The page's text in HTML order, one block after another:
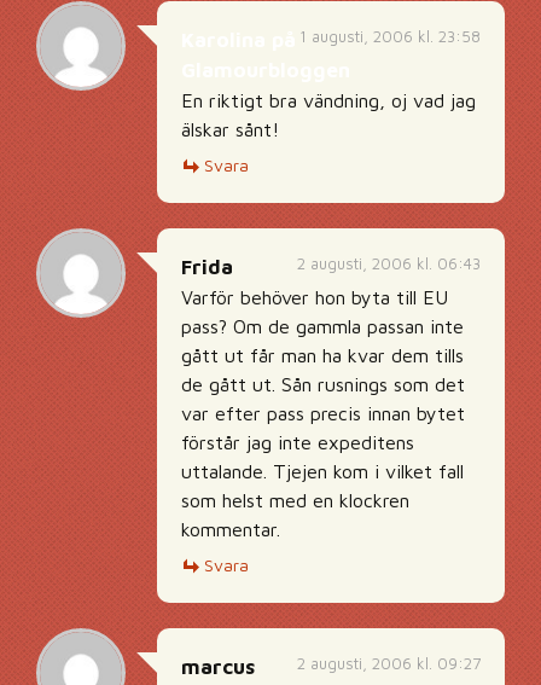
1 augusti, 2006 kl. 23:58
En riktigt bra vändning, oj vad jag
älskar sånt!
Svara
2 augusti, 2006 kl. 06:43
Frida
Varför behöver hon byta till EU
pass? Om de gammla passan inte
gått ut får man ha kvar dem tills
de gått ut. Sån rusnings som det
var efter pass precis innan bytet
förstår jag inte expeditens
uttalande. Tjejen kom i vilket fall
som helst med en klockren
kommentar.
Svara
2 augusti, 2006 kl. 09:27
marcus